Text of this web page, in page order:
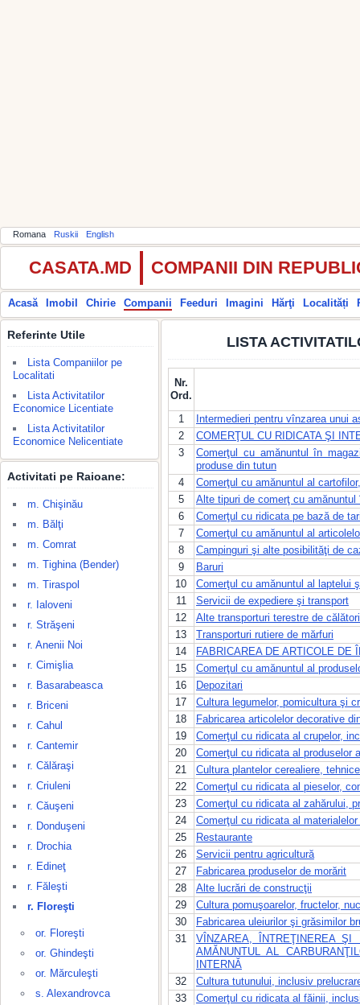
Romana Ruskii English
CASATA.MD COMPANII DIN
Acasă Imobil Chirie Companii Feeduri Imagini Hărţi Localități
Referinte Utile
Lista Companiilor pe
Localitati
Lista Activitatilor
Economice Licentiate
Lista Activitatilor
Economice Nelicentiate
Activitati pe Raioane:
m. Chişinău
m. Bălţi
m. Comrat
m. Tighina (Bender)
m. Tiraspol
r. Ialoveni
r. Străşeni
r. Anenii Noi
r. Cimişlia
r. Basarabeasca
r. Briceni
r. Cahul
r. Cantemir
r. Călăraşi
r. Criuleni
r. Căuşeni
r. Donduşeni
r. Drochia
r. Edineţ
r. Făleşti
r. Floreşti
or. Floreşti
or. Ghindeşti
or. Mărculeşti
s. Alexandrovca
LISTA
Nr.
Ord.
1
Intermedieri pentru vînzarea unui
2
COMERŢUL CU RIDICATA ŞI
3
Comerţul cu amănuntul în
produse din tutun
4
Comerţul cu amănuntul al
5
Alte tipuri de comerţ cu
6
Comerţul cu ridicata pe bază de
7
Comerţul cu amănuntul al
8
Campinguri şi alte posibilităţi de
9
Baruri
10
Comerţul cu amănuntul al laptelui
11
Servicii de expediere şi transport
12
Alte transporturi terestre de călători
13
Transporturi rutiere de mărfuri
14
FABRICAREA DE ARTICOLE DE
15
Comerţul cu amănuntul al
16
Depozitari
17
Cultura legumelor, pomicultura şi
18
Fabricarea articolelor decorative
19
Comerţul cu ridicata al crupelor,
20
Comerţul cu ridicata al produselor
21
Cultura plantelor cerealiere,
22
Comerţul cu ridicata al pieselor,
23
Comerţul cu ridicata al zahărului,
24
Comerţul cu ridicata al
25
Restaurante
26
Servicii pentru agricultură
27
Fabricarea produselor de morărit
28
Alte lucrări de construcţii
29
Cultura pomuşoarelor, fructelor,
30
Fabricarea uleiurilor şi grăsimilor
31
VÎNZAREA, ÎNTREŢINEREA ŞI
AMĂNUNTUL AL
INTERNĂ
32
Cultura tutunului, inclusiv
33
Comerţul cu ridicata al făinii,